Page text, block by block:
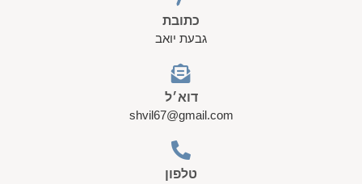
כתובת
גבעת יואב
דוא׳ל
shvil67@gmail.com
טלפון